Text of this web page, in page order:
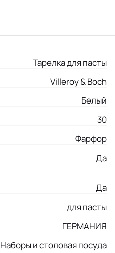
Тарелка для пасты
Villeroy & Boch
Белый
30
Фарфор
Да
Да
для пасты
ГЕРМАНИЯ
Наборы и столовая посуда